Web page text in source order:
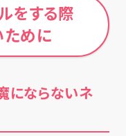
をする際
ために
にならないネ